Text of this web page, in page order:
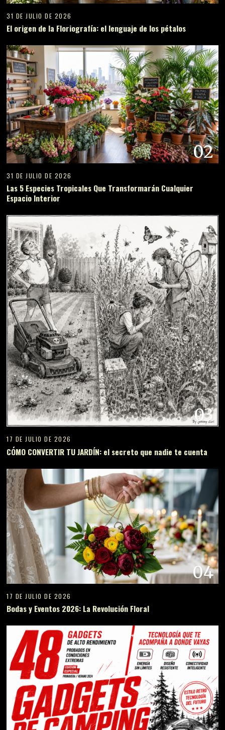
31 DE JULIO DE 2026
El origen de la Floriografía: el lenguaje de los pétalos
02
31 DE JULIO DE 2026
Las 5 Especies Tropicales Que Transformarán Cualquier
Espacio Interior
03
17 DE JULIO DE 2026
CÓMO CONVERTIR TU JARDÍN: el secreto que nadie te cuenta
04
17 DE JULIO DE 2026
Bodas y Eventos 2026: La Revolución Floral